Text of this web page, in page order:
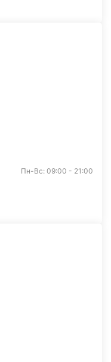
Пн-Вс: 09:00 - 21:00